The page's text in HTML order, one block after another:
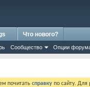
Сообщество Опции
Что нового?
почитать справку по сайту.